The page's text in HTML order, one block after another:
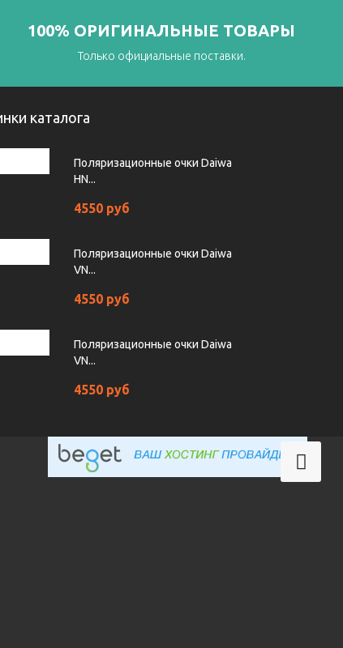
100% ОРИГИНАЛЬНЫЕ ТОВАРЫ
Только официальные поставки.
каталога
Поляризационные очки Daiwa
HN...
4550 руб
Поляризационные очки Daiwa
VN...
4550 руб
Поляризационные очки Daiwa
VN...
4550 руб